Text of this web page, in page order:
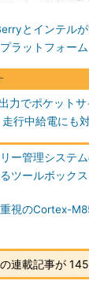
とインテル
ラットフォー
力でポケット
走行中給電にも
ー管理システ
ツールボック
視のCortex-
連載記事が